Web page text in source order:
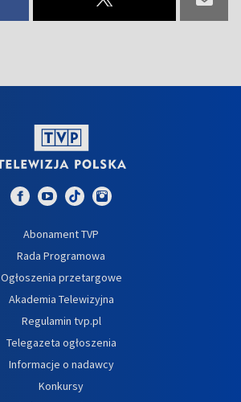
Abonament TVP
Rada Programowa
Ogłoszenia przetargowe
Akademia Telewizyjna
Regulamin tvp.pl
Telegazeta ogłoszenia
Informacje o nadawcy
Konkursy